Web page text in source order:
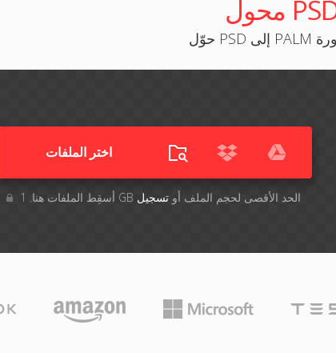
اختر الملفات
أسقِط الملفات هنا. 1 GB الحد الأقصى لحجم الملف أوتسجيل